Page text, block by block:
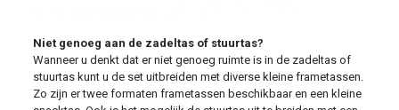
Niet genoeg aan de zadeltas of stuurtas?
Wanneer u denkt dat er niet genoeg ruimte is in de zadeltas of
stuurtas kunt u de set uitbreiden met diverse kleine frametassen.
Zo zijn er twee formaten frametassen beschikbaar en een kleine